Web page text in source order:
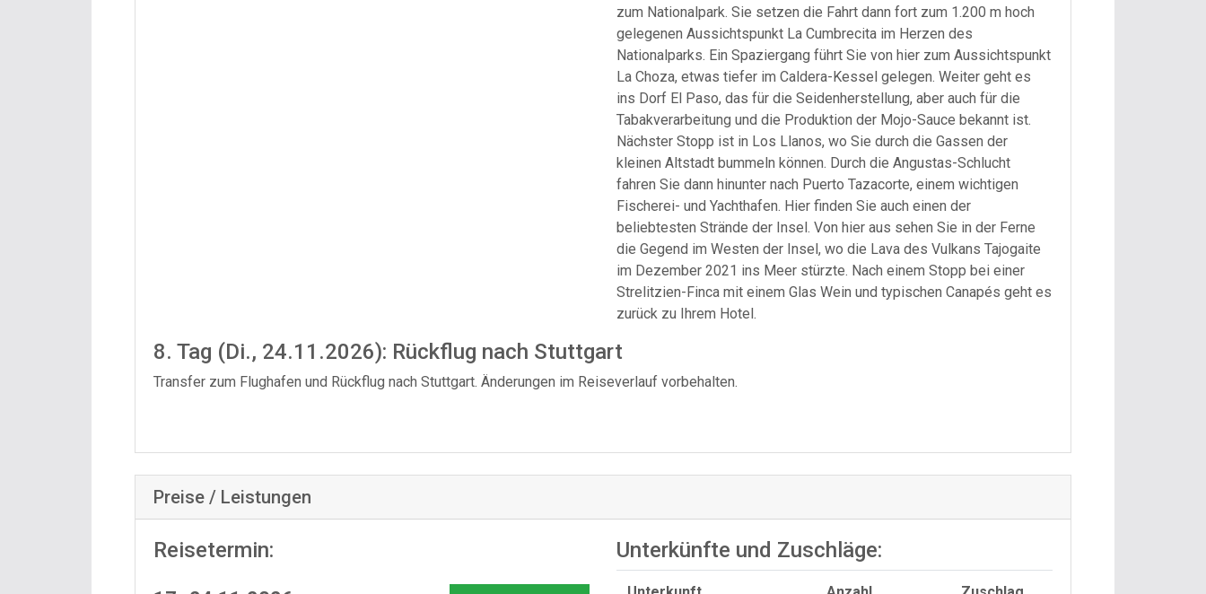
zum Nationalpark. Sie setzen die Fahrt dann fort zum 1.200 m hoch
gelegenen Aussichtspunkt La Cumbrecita im Herzen des
Nationalparks. Ein Spaziergang führt Sie von hier zum Aussichtspunkt
La Choza, etwas tiefer im Caldera-Kessel gelegen. Weiter geht es
ins Dorf El Paso, das für die Seidenherstellung, aber auch für die
Tabakverarbeitung und die Produktion der Mojo-Sauce bekannt ist.
Nächster Stopp ist in Los Llanos, wo Sie durch die Gassen der
kleinen Altstadt bummeln können. Durch die Angustas-Schlucht
fahren Sie dann hinunter nach Puerto Tazacorte, einem wichtigen
Fischerei- und Yachthafen. Hier finden Sie auch einen der
beliebtesten Strände der Insel. Von hier aus sehen Sie in der Ferne
die Gegend im Westen der Insel, wo die Lava des Vulkans Tajogaite
im Dezember 2021 ins Meer stürzte. Nach einem Stopp bei einer
Strelitzien-Finca mit einem Glas Wein und typischen Canapés geht es
zurück zu Ihrem Hotel.
8. Tag (Di., 24.11.2026): Rückflug nach Stuttgart
Transfer zum Flughafen und Rückflug nach Stuttgart. Änderungen im Reiseverlauf vorbehalten.
Preise / Leistungen
Reisetermin: Unterkünfte und Zuschläge: